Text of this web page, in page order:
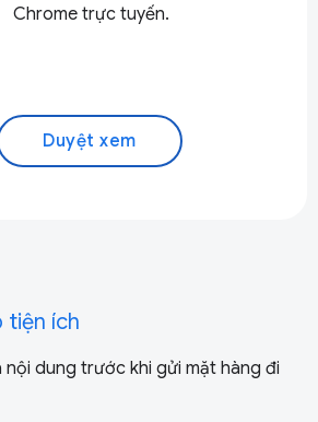
Chrome trực tuyến.
Duyệt xem
tiện ích
nội dung trước khi gửi mặt hàng đi